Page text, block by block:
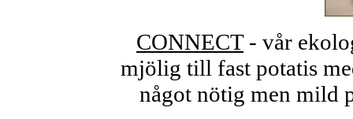
CONNECT- vår
mjölig till fast potatis
något nötig men mild